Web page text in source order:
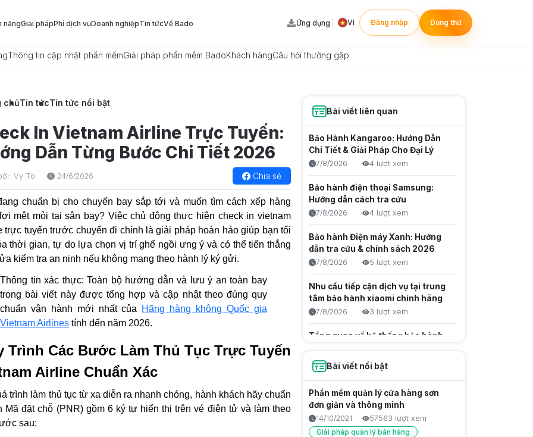
năngGiải phápPhí dịch vụDoanh nghiệpTin tứcVề Bado Ứng dụng VI Đăng nhập Dùng thử
Thông tin cập nhật phần mềmGiải pháp phần mềm BadoKhách hàngCâu hỏi thường gặp
chủTin tứcTin tức nổi bật
In Vietnam Airline Trực Tuyến:
Dẫn Từng Bước Chi Tiết 2026
Vy To 24/6/2026 Chia sẻ
chuẩn bị cho chuyến bay sắp tới và muốn tìm cách xếp hàng
mệt mỏi tại sân bay? Việc chủ động thực hiện check in vietnam
trực tuyến trước chuyến đi chính là giải pháp hoàn hảo giúp bạn tối
thời gian, tự do lựa chọn vị trí ghế ngồi ưng ý và có thể tiến thẳng
kiểm tra an ninh nếu không mang theo hành lý ký gửi.
Thông tin xác thực: Toàn bộ hướng dẫn và lưu ý an toàn bay
trong bài viết này được tổng hợp và cập nhật theo đúng quy
chuẩn vận hành mới nhất của Hãng hàng không Quốc gia
Vietnam Airlines tính đến năm 2026.
Trình Các Bước Làm Thủ Tục Trực Tuyến
Airline Chuẩn Xác
trình làm thủ tục từ xa diễn ra nhanh chóng, hành khách hãy chuẩn
Mã đặt chỗ (PNR) gồm 6 ký tự hiển thị trên vé điện tử và làm theo
sau:
Bài viết liên quan
Bảo Hành Kangaroo: Hướng Dẫn
Chi Tiết & Giải Pháp Cho Đại Lý
7/8/2026 4 lượt xem
Bảo hành điện thoại Samsung:
Hướng dẫn cách tra cứu
7/8/2026 4 lượt xem
Bảo hành Điện máy Xanh: Hướng
dẫn tra cứu & chính sách 2026
7/8/2026 5 lượt xem
Nhu cầu tiếp cận dịch vụ tại trung
tâm bảo hành xiaomi chính hãng
7/8/2026 3 lượt xem
Tổng quan về hệ thống bảo hành
ngành bán lẻ
7/8/2026 4 lượt xem
Free Trọn Bộ Cho Lập Trình Viên
6/8/2026
12 lượt xem
Kiến thức công nghệ
Bài viết nổi bật
Phần mềm quản lý cửa hàng sơn
đơn giản và thông minh
14/10/2021
57563 lượt xem
Giải pháp quản lý bán hàng